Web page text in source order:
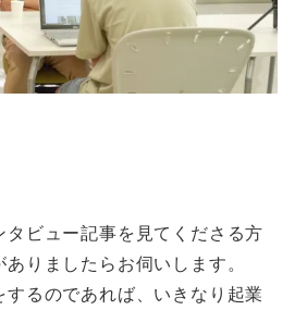
ビュー記事を見てくださる方
りましたらお伺いします。
るのであれば、いきなり起業